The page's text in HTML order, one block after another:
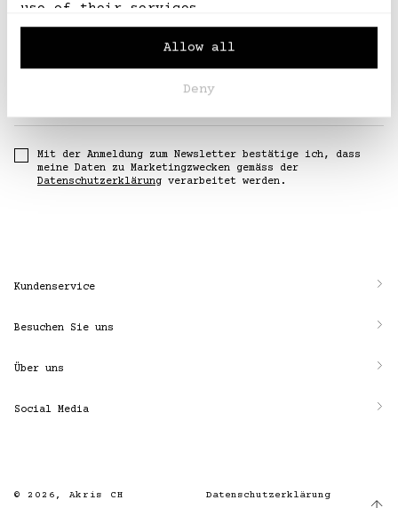
use of their services.
Allow all
Deny
Mit der Anmeldung zum Newsletter bestätige ich, dass
meine Daten zu Marketingzwecken gemäss der
Datenschutzerklärung verarbeitet werden.
Kundenservice
Besuchen Sie uns
Über uns
Social Media
© 2026, Akris CH
Datenschutzerklärung